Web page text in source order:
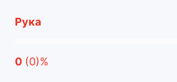
Рука
0 (0)%